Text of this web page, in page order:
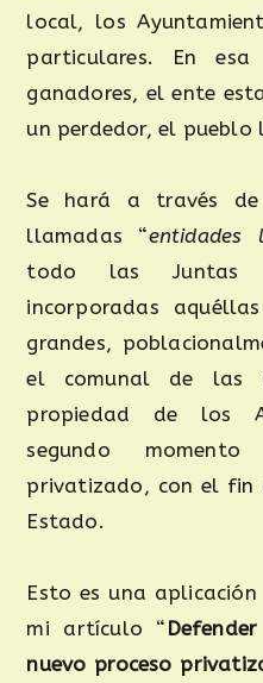
local, los
particulares. En
ganadores, el ente
un perdedor, el pueblo
Se hará a través
llamadas “entidades
todo las Juntas
incorporadas
grandes,
el comunal de las
propiedad de los
segundo
privatizado, con el fin
Estado.
Esto es una
mi artículo “
nuevo proceso